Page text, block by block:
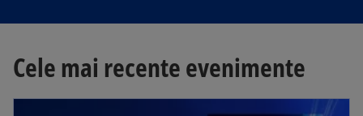
Cele mai recente evenimente